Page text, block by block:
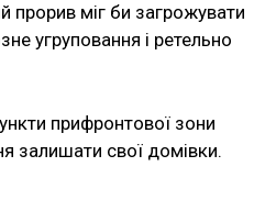
прорив міг би загрожувати
угруповання і ретельно
прифронтової зони
залишати свої домівки.